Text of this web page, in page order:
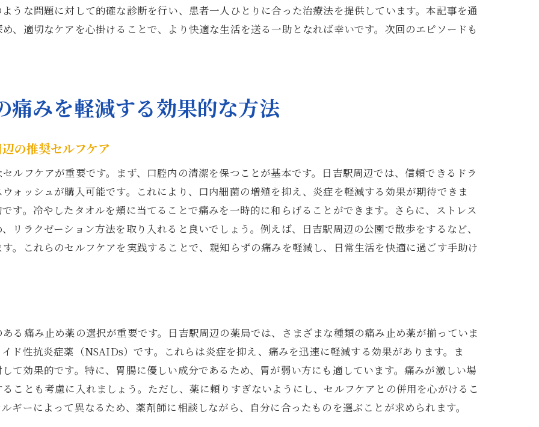
親知らずの痛みを事前に管理するための情報収集
日吉駅近くでの早期対応が重要な理由
な生活を取り戻すための日吉駅周辺での親知らずの痛み対策
親知らずの痛み対策で日常生活をスムーズに
痛みを和らげるための生活習慣の改善
親知らずの痛みに頼らない快適な日常作り
日吉駅近くでの親知らず痛み緩和による生活の質向上
親知らずの痛みを克服して健康的な毎日を
うな問題に対して的確な診断を行い、患者一人ひとりに合った治療法を提供しています。本記事を通
、適切なケアを心掛けることで、より快適な生活を送る一助となれば幸いです。次回のエピソードも
痛みを軽減する効果的な方法
の推奨セルフケア
ルフケアが重要です。まず、口腔内の清潔を保つことが基本です。日吉駅周辺では、信頼できるドラ
ォッシュが購入可能です。これにより、口内細菌の増殖を抑え、炎症を軽減する効果が期待できま
す。冷やしたタオルを頬に当てることで痛みを一時的に和らげることができます。さらに、ストレス
リラクゼーション方法を取り入れると良いでしょう。例えば、日吉駅周辺の公園で散歩をするなど、
。これらのセルフケアを実践することで、親知らずの痛みを軽減し、日常生活を快適に過ごす手助け
る痛み止め薬の選択が重要です。日吉駅周辺の薬局では、さまざまな種類の痛み止め薬が揃っていま
ド性抗炎症薬（NSAIDs）です。これらは炎症を抑え、痛みを迅速に軽減する効果があります。ま
て効果的です。特に、胃腸に優しい成分であるため、胃が弱い方にも適しています。痛みが激しい場
ことも考慮に入れましょう。ただし、薬に頼りすぎないようにし、セルフケアとの併用を心がけるこ
ギーによって異なるため、薬剤師に相談しながら、自分に合ったものを選ぶことが求められます。